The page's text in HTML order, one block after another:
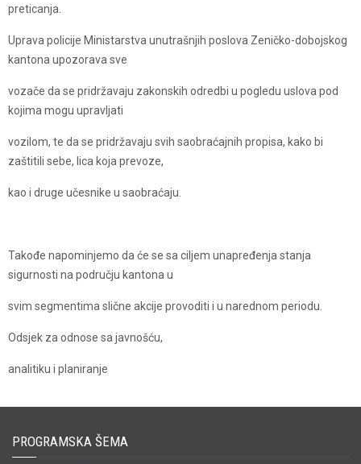
preticanja.
Uprava policije Ministarstva unutrašnjih poslova Zeničko-dobojskog
kantona upozorava sve
vozače da se pridržavaju zakonskih odredbi u pogledu uslova pod
kojima mogu upravljati
vozilom, te da se pridržavaju svih saobraćajnih propisa, kako bi
zaštitili sebe, lica koja prevoze,
kao i druge učesnike u saobraćaju.
Takođe napominjemo da će se sa ciljem unapređenja stanja
sigurnosti na području kantona u
svim segmentima slične akcije provoditi i u narednom periodu.
Odsjek za odnose sa javnošću,
analitiku i planiranje
PROGRAMSKA ŠEMA